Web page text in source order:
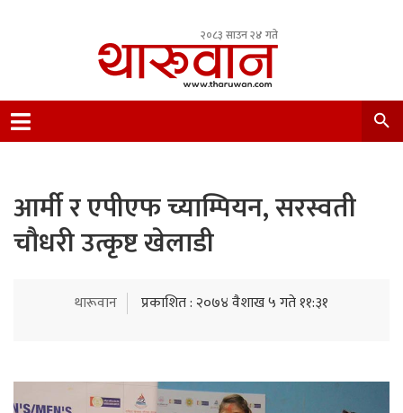
२०८३ साउन २४ गते
Nepal.
आर्मी र एपीएफ च्याम्पियन, सरस्वती
चौधरी उत्कृष्ट खेलाडी
थारूवान प्रकाशित : २०७४ वैशाख ५ गते ११:३१